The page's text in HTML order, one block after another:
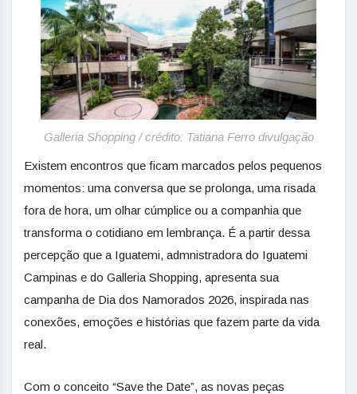
Galleria Shopping / crédito: Tatiana Ferro divulgação
Existem encontros que ficam marcados pelos pequenos
momentos: uma conversa que se prolonga, uma risada
fora de hora, um olhar cúmplice ou a companhia que
transforma o cotidiano em lembrança. É a partir dessa
percepção que a Iguatemi, admnistradora do Iguatemi
Campinas e do Galleria Shopping, apresenta sua
campanha de Dia dos Namorados 2026, inspirada nas
conexões, emoções e histórias que fazem parte da vida
real.
Com o conceito “Save the Date”, as novas peças